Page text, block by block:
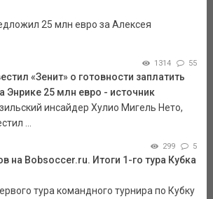
25 млн евро за Алексея
1314 55
«Зенит» о готовности заплатить
Энрике 25 млн евро - источник
инсайдер Хулио Мигель Нето,
...
299 5
на Bobsoccer.ru. Итоги 1-го тура Кубка
тура командного турнира по Кубку